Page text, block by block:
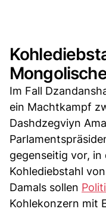
Im Fall
ein Machtkampf
Dashdzegviyn
gegenseitig vor,
Kohlediebstahl
Damals sollen
Kohlekonzern mit